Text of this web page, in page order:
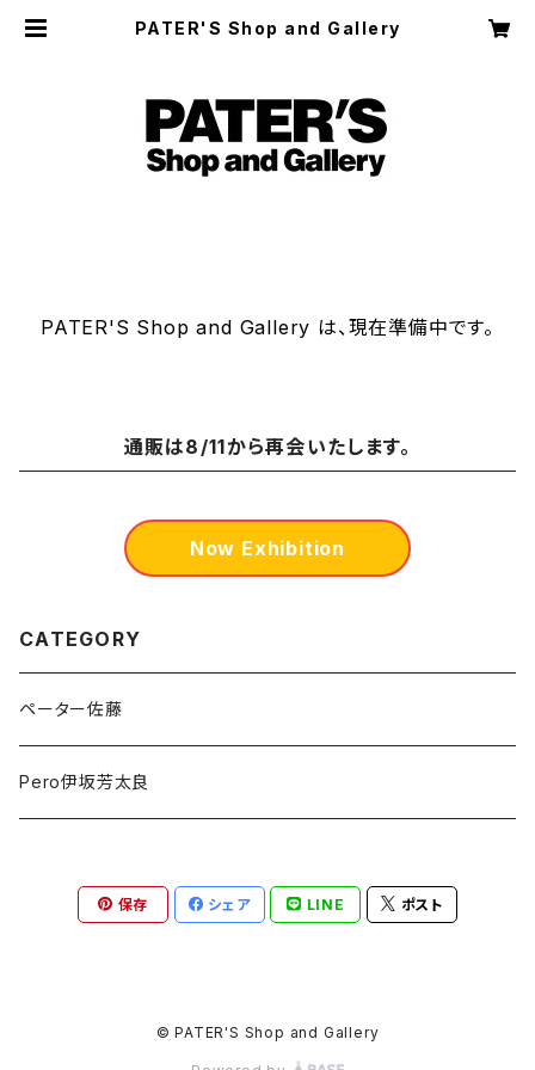
PATER'S Shop and Gallery
PATER'S Shop and Gallery は、現在準備中です。
通販は8/11から再会いたします。
Now Exhibition
CATEGORY
ペーター佐藤
Pero伊坂芳太良
保存 シェア LINE ポスト
© PATER'S Shop and Gallery